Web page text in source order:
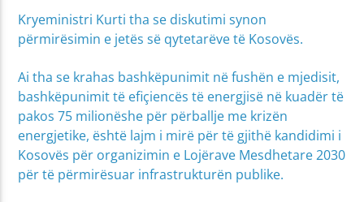
Kryeministri Kurti tha se diskutimi synon
përmirësimin e jetës së qytetarëve të Kosovës.
Ai tha se krahas bashkëpunimit në fushën e mjedisit,
bashkëpunimit të efiçiencës të energjisë në kuadër të
pakos 75 milionëshe për përballje me krizën
energjetike, është lajm i mirë për të gjithë kandidimi i
Kosovës për organizimin e Lojërave Mesdhetare 2030
për të përmirësuar infrastrukturën publike.